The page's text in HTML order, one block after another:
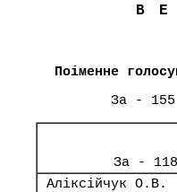
Поіменне
За - 155
За -
Аліксійчук О.В.